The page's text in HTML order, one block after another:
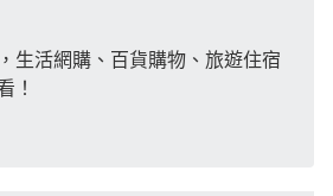
生活網購、百貨購物、旅遊住宿
！